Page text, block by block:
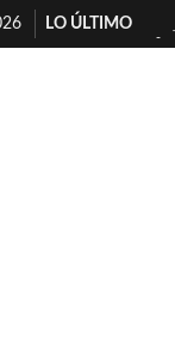
LO ÚLTIMO